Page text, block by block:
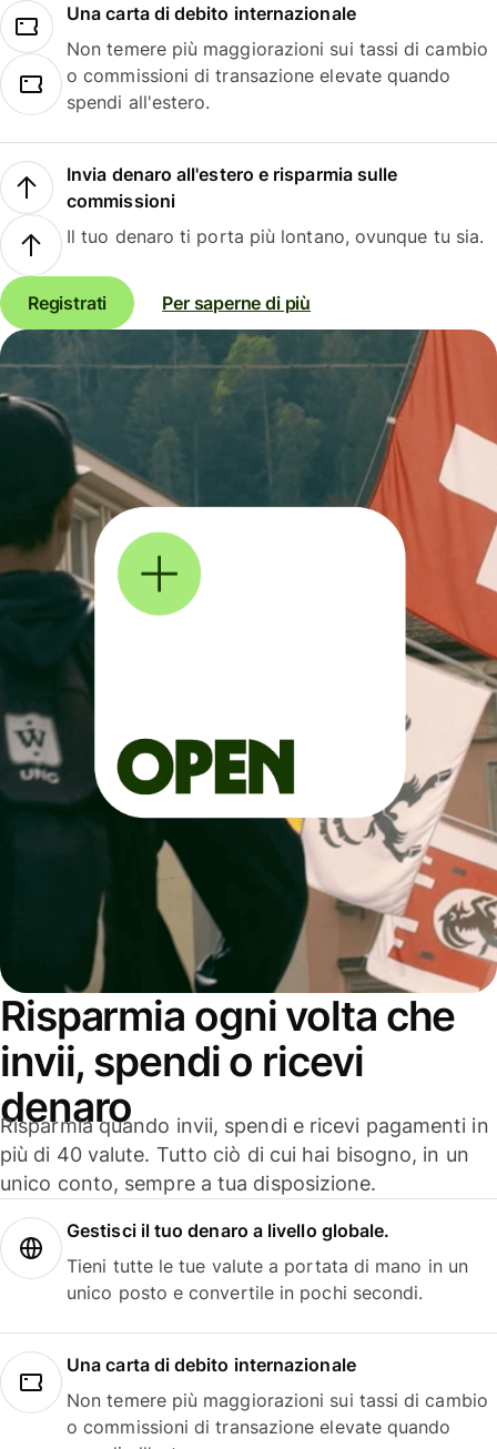
Una carta di debito internazionale
Non temere più maggiorazioni sui tassi di cambio
o commissioni di transazione elevate quando
spendi all'estero.
Invia denaro all'estero e risparmia sulle
commissioni
Il tuo denaro ti porta più lontano, ovunque tu sia.
Registrati Per saperne di più
Risparmia ogni volta che
invii, spendi o ricevi
denaro
Risparmia quando invii, spendi e ricevi pagamenti in
più di 40 valute. Tutto ciò di cui hai bisogno, in un
unico conto, sempre a tua disposizione.
Gestisci il tuo denaro a livello globale.
Tieni tutte le tue valute a portata di mano in un
unico posto e convertile in pochi secondi.
Una carta di debito internazionale
Non temere più maggiorazioni sui tassi di cambio
o commissioni di transazione elevate quando